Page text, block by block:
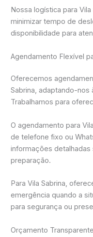
Nossa logística para
minimizar tempo de
disponibilidade para
Agendamento Flexível
Oferecemos
Sabrina, adaptando-
Trabalhamos para
O agendamento para
de telefone fixo ou
informações
preparação.
Para Vila Sabrina,
emergência quando a
para segurança ou
Orçamento